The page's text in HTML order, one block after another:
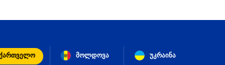
მოლდოვა უკრაინა